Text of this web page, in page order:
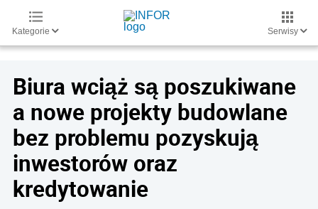
Kategorie Serwisy
Biura wciąż są poszukiwane
a nowe projekty budowlane
bez problemu pozyskują
inwestorów oraz
kredytowanie